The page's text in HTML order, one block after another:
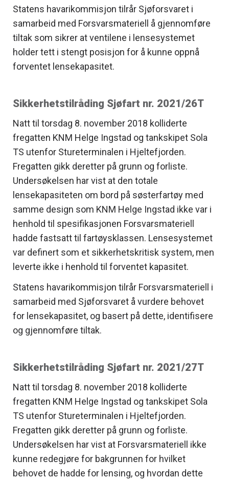
Statens havarikommisjon tilrår Sjøforsvaret i
samarbeid med Forsvarsmateriell å gjennomføre
tiltak som sikrer at ventilene i lensesystemet
holder tett i stengt posisjon for å kunne oppnå
forventet lensekapasitet.
Sikkerhetstilråding Sjøfart nr. 2021/26T
Natt til torsdag 8. november 2018 kolliderte
fregatten KNM Helge Ingstad og tankskipet Sola
TS utenfor Stureterminalen i Hjeltefjorden.
Fregatten gikk deretter på grunn og forliste.
Undersøkelsen har vist at den totale
lensekapasiteten om bord på søsterfartøy med
samme design som KNM Helge Ingstad ikke var i
henhold til spesifikasjonen Forsvarsmateriell
hadde fastsatt til fartøysklassen. Lensesystemet
var definert som et sikkerhetskritisk system, men
leverte ikke i henhold til forventet kapasitet.
Statens havarikommisjon tilrår Forsvarsmateriell i
samarbeid med Sjøforsvaret å vurdere behovet
for lensekapasitet, og basert på dette, identifisere
og gjennomføre tiltak.
Sikkerhetstilråding Sjøfart nr. 2021/27T
Natt til torsdag 8. november 2018 kolliderte
fregatten KNM Helge Ingstad og tankskipet Sola
TS utenfor Stureterminalen i Hjeltefjorden.
Fregatten gikk deretter på grunn og forliste.
Undersøkelsen har vist at Forsvarsmateriell ikke
kunne redegjøre for bakgrunnen for hvilket
behovet de hadde for lensing, og hvordan dette